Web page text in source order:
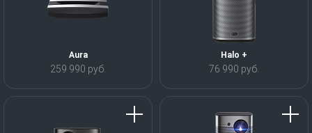
Aura
259 990 руб.
Halo +
76 990 руб.